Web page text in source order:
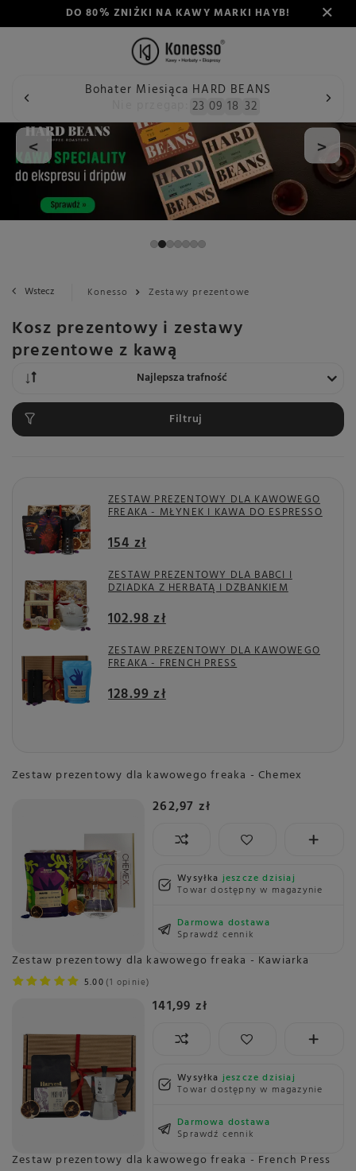
DO 80% ZNIŻKI NA KAWY MARKI HAYB!
Bohater Miesiąca HARD BEANS
23 09 18 32
< >
Wstecz Konesso Zestawy prezentowe
Kosz prezentowy i zestawy
prezentowe z kawą
Zmień sortowanie
Najlepsza trafność
Filtruj
ZESTAW PREZENTOWY DLA KAWOWEGO
FREAKA - MŁYNEK I KAWA DO ESPRESSO
154 zł
ZESTAW PREZENTOWY DLA BABCI I
DZIADKA Z HERBATĄ I DZBANKIEM
102.98 zł
ZESTAW PREZENTOWY DLA KAWOWEGO
FREAKA - FRENCH PRESS
128.99 zł
Zestaw prezentowy dla kawowego freaka - Chemex
262,97 zł
Wysyłkajeszcze dzisiaj
Towar dostępny w magazynie
Darmowa dostawa
Sprawdź cennik
Zestaw prezentowy dla kawowego freaka - Kawiarka
5.00 1 opinie
141,99 zł
Wysyłkajeszcze dzisiaj
Towar dostępny w magazynie
Darmowa dostawa
Sprawdź cennik
Zestaw prezentowy dla kawowego freaka - French Press